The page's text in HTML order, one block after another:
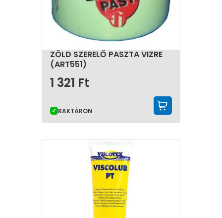
ZÖLD SZERELŐ PASZTA VIZRE
(ART551)
1 321 Ft
RAKTÁRON